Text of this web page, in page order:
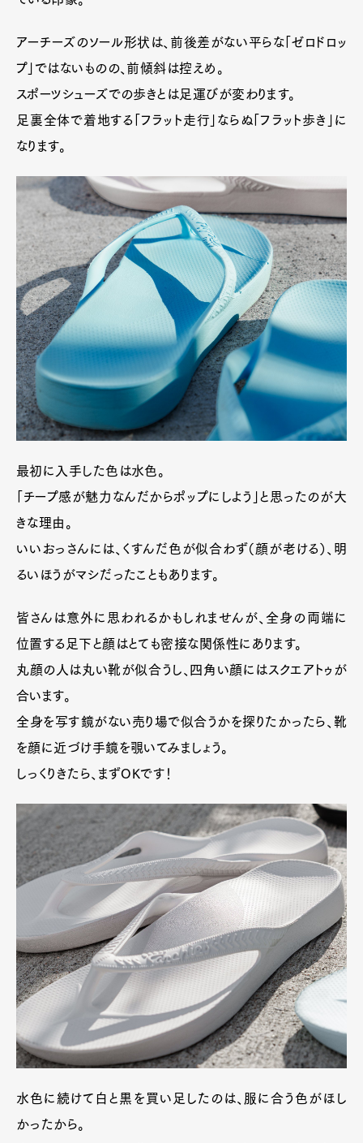
アーチーズのソール形状は、前後差がない平らな「ゼロドロッ
プ」ではないものの、前傾斜は控えめ。
スポーツシューズでの歩きとは足運びが変わります。
足裏全体で着地する「フラット走行」ならぬ「フラット歩き」に
なります。
最初に入手した色は水色。
「チープ感が魅力なんだからポップにしよう」と思ったのが大
きな理由。
いいおっさんには、くすんだ色が似合わず（顔が老ける）、明
るいほうがマシだったこともあります。
皆さんは意外に思われるかもしれませんが、全身の両端に
位置する足下と顔はとても密接な関係性にあります。
丸顔の人は丸い靴が似合うし、四角い顔にはスクエアトゥが
合います。
全身を写す鏡がない売り場で似合うかを探りたかったら、靴
を顔に近づけ手鏡を覗いてみましょう。
しっくりきたら、まずOKです！
水色に続けて白と黒を買い足したのは、服に合う色がほし
かったから。